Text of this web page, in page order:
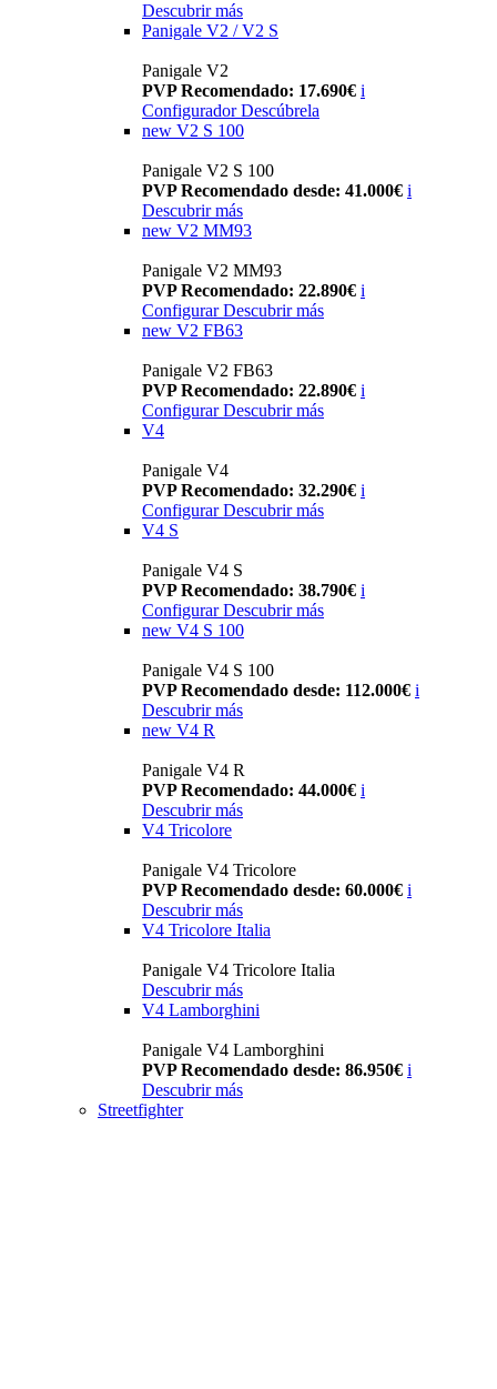
Descubrir más
Panigale V2 / V2 S
Panigale V2
PVP Recomendado: 17.690€ i
Configurador Descúbrela
new V2 S 100
Panigale V2 S 100
PVP Recomendado desde: 41.000€ i
Descubrir más
new V2 MM93
Panigale V2 MM93
PVP Recomendado: 22.890€ i
Configurar Descubrir más
new V2 FB63
Panigale V2 FB63
PVP Recomendado: 22.890€ i
Configurar Descubrir más
V4
Panigale V4
PVP Recomendado: 32.290€ i
Configurar Descubrir más
V4 S
Panigale V4 S
PVP Recomendado: 38.790€ i
Configurar Descubrir más
new V4 S 100
Panigale V4 S 100
PVP Recomendado desde: 112.000€ i
Descubrir más
new V4 R
Panigale V4 R
PVP Recomendado: 44.000€ i
Descubrir más
V4 Tricolore
Panigale V4 Tricolore
PVP Recomendado desde: 60.000€ i
Descubrir más
V4 Tricolore Italia
Panigale V4 Tricolore Italia
Descubrir más
V4 Lamborghini
Panigale V4 Lamborghini
PVP Recomendado desde: 86.950€ i
Descubrir más
Streetfighter